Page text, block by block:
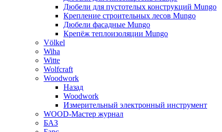
Дюбели для пустотелых конструкций Mungo
Крепление строительных лесов Mungo
Дюбели фасадные Mungo
Крепёж теплоизоляции Mungo
Völkel
Wiha
Witte
Wolfcraft
Woodwork
Назад
Woodwork
Измерительный электронный инструмент
WOOD-Мастер журнал
БАЗ